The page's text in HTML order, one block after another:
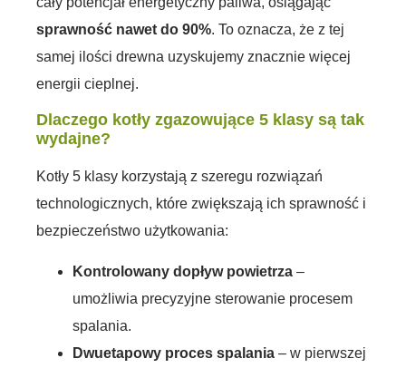
sprawność nawet do 90%. To oznacza, że z tej
samej ilości drewna uzyskujemy znacznie więcej
energii cieplnej.
Dlaczego kotły zgazowujące 5 klasy są tak
wydajne?
Kotły 5 klasy korzystają z szeregu rozwiązań
technologicznych, które zwiększają ich sprawność i
bezpieczeństwo użytkowania:
Kontrolowany dopływ powietrza –
umożliwia precyzyjne sterowanie procesem
spalania.
Dwuetapowy proces spalania – w pierwszej